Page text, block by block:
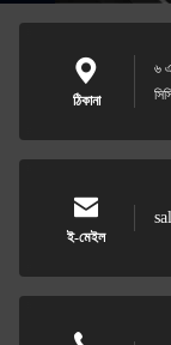
ঠিকানা
৬
ই-মেইল